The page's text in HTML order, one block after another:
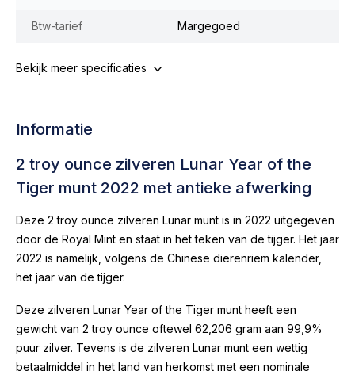
Btw-tarief Margegoed
Bekijk meer specificaties
Informatie
2 troy ounce zilveren Lunar Year of the
Tiger munt 2022 met antieke afwerking
Deze 2 troy ounce zilveren Lunar munt is in 2022 uitgegeven
door de Royal Mint en staat in het teken van de tijger. Het jaar
2022 is namelijk, volgens de Chinese dierenriem kalender,
het jaar van de tijger.
Deze zilveren Lunar Year of the Tiger munt heeft een
gewicht van 2 troy ounce oftewel 62,206 gram aan 99,9%
puur zilver. Tevens is de zilveren Lunar munt een wettig
betaalmiddel in het land van herkomst met een nominale